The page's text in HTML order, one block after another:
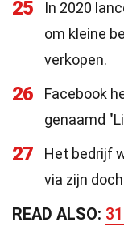
25
In 2020
om kleine
verkopen.
26
Facebook
genaamd
27
Het bedrijf
via zijn
READ ALSO: